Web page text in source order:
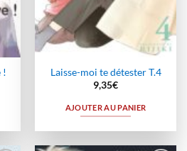
!
Laisse-moi te détester T.4
9,35€
AJOUTER AU PANIER